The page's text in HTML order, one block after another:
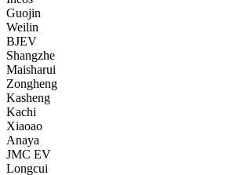
Guojin
Weilin
BJEV
Shangzhe
Maisharui
Zongheng
Kasheng
Kachi
Xiaoao
Anaya
JMC EV
Longcui